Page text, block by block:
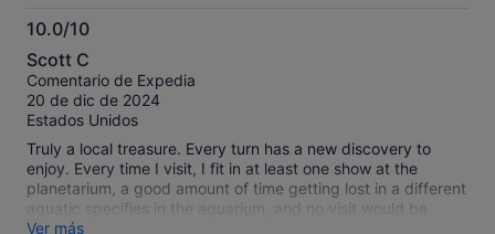
the ticket agent to print our tickets into the museum. I’m total
it took us nearly a hour to get in, and would have been faster
had we purchased our tickets directly through the museum’s
website. It wouldn’tbe great to see this admission process
more streamlined if purchasing through Expedia.
10.0/10
10.0
sobre
10
Scott C
Comentario de Expedia
20 de dic de 2024
Estados Unidos
Truly a local treasure. Every turn has a new discovery to
enjoy. Every time I visit, I fit in at least one show at the
planetarium, a good amount of time getting lost in a different
aquatic specifies in the aquarium, and no visit would be
complete without visiting the one original wing of the old
Ver más